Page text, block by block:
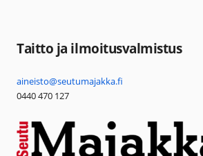
Taitto ja ilmoitusvalmistus
aineisto@seutumajakka.fi
0440 470 127